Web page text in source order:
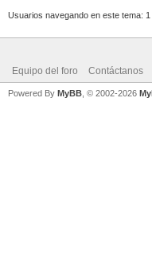
Usuarios navegando en este tema:
Equipo del foro Contáctanos
Powered By MyBB , © 2002-2026